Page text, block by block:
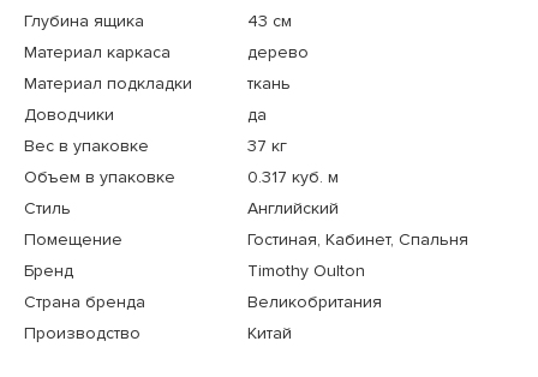
Глубина ящика
43 см
Материал каркаса
дерево
Материал подкладки
ткань
Доводчики
да
Вес в упаковке
37 кг
Объем в упаковке
0.317 куб. м
Стиль
Английский
Помещение
Гостиная, Кабинет, Спальня
Бренд
Timothy Oulton
Страна бренда
Великобритания
Производство
Китай